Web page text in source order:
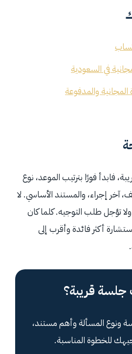
في السعودية
المجانية والمدفوعة
فابدأ فورًا بترتيب الموعد، نوع
آخر إجراء، والمستند الأساسي. لا
تؤجل طلب التوجيه. كلما كان
أكثر فائدة وأقرب إلى
جلسة قريبة؟
ونوع المسألة وأهم مستند،
للخطوة المناسبة.